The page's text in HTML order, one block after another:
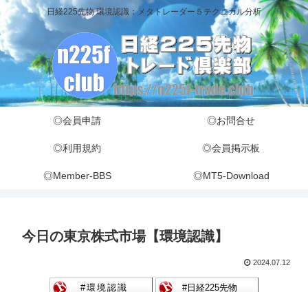
日経225先物 環境認識：メタトレーダー５テクニカル分析
◎会員申請 ◎お問合せ
◎利用規約 ◎会員掲示板
◎Member-BBS ◎MT5-Download
今日の東京株式市場【環境認識】
2024.07.12